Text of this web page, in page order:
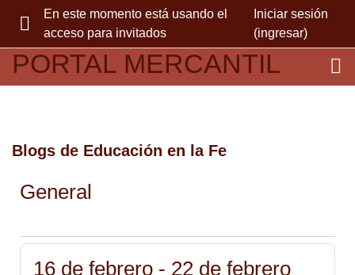
Saltar al contenido principal
PÁNEL LATERAL
En este momento está usando el
acceso para invitados
Iniciar sesión
(ingresar)
PORTAL MERCANTIL
Blogs de Educación en la Fe
Esquema semanal
General
16 de febrero - 22 de febrero